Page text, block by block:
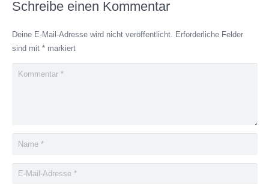
Schreibe einen Kommentar
Deine E-Mail-Adresse wird nicht veröffentlicht. Erforderliche Felder
sind mit *markiert